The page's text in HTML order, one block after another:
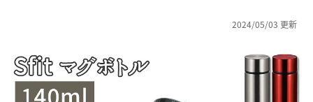
2024/05/03 更新